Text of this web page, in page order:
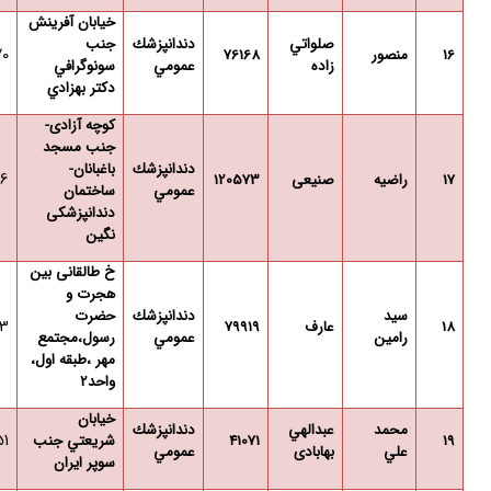
16 منصور
صلواتي
زاده
76168
دندانپزشك
عمومي
خيابان آفرينش
جنب
سونوگرافي
دكتر بهزادي
17 راضیه صنیعی 120573
دندانپزشك
عمومي
کوچه آزادی-
جنب مسجد
باغبانان-
ساختمان
دندانپزشکی
نگین
18
سيد
رامين
عارف 79919
دندانپزشك
عمومي
خ طالقانی بین
هجرت و
حضرت
رسول،مجتمع
مهر ،طبقه اول،
واحد2
19
محمد
علي
عبدالهي
بهابادی
41071
دندانپزشك
عمومي
خيابان
شريعتي جنب
سوپر ايران